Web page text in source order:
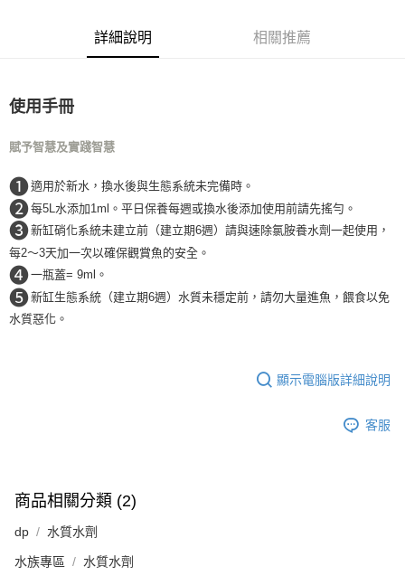
每筆NT$80，滿NT$1,000(含以上)免運費
每筆NT$160
宅配(滿額免運)
付款後門市自取
免運費
詳細說明 相關推薦
使用手冊
賦予智慧及實踐智慧
❶適用於新水，換水後與生態系統未完備時。
❷每5L水添加1ml。平日保養每週或換水後添加使用前請先搖勻。
❸新缸硝化系統未建立前（建立期6週）請與速除氯胺養水劑一起使用，
每2〜3天加一次以確保觀賞魚的安全。
❹一瓶蓋= 9ml。
❺新缸生態系統（建立期6週）水質未穩定前，請勿大量進魚，餵食以免
水質惡化。
顯示電腦版詳細說明
客服
商品相關分類 (2)
dp 水質水劑
水族專區 水質水劑